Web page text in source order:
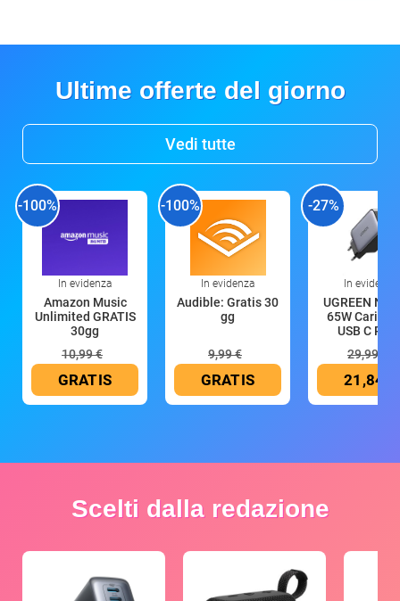
Ultime offerte del giorno
Vedi tutte
-100%
In evidenza
Amazon Music
Unlimited GRATIS
30gg
10,99 €
GRATIS
-100%
In evidenza
Audible: Gratis 30
gg
9,99 €
GRATIS
-27%
In evidenza
UGREEN
65W
USB C
29,99 €
21,84 €
Scelti dalla redazione